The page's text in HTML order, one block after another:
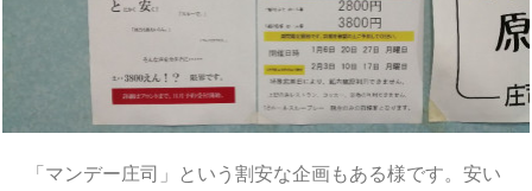
「マンデー庄司」という割安な企画もある様です。安い